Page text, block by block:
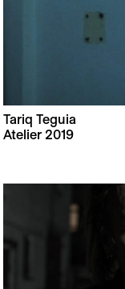
Tariq Teguia
Atelier 2019